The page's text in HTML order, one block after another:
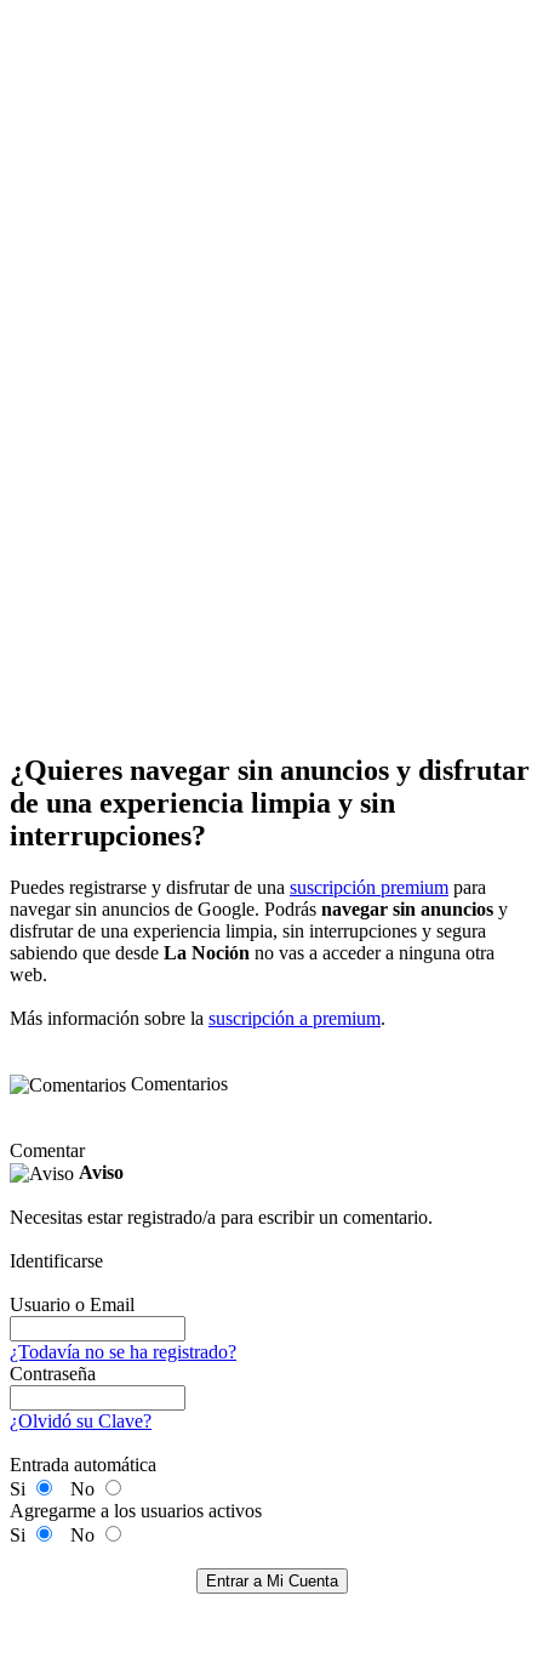
¿Quieres navegar sin anuncios y disfrutar
de una experiencia limpia y sin
interrupciones?
Puedes registrarse y disfrutar de una suscripción premium para
navegar sin anuncios de Google. Podrás navegar sin anuncios y
disfrutar de una experiencia limpia, sin interrupciones y segura
sabiendo que desde La Noción no vas a acceder a ninguna otra
web.
Más información sobre la suscripción a premium.
Comentarios
Comentar
Aviso
Necesitas estar registrado/a para escribir un comentario.
Identificarse
Usuario o Email
¿Todavía no se ha registrado?
Contraseña
¿Olvidó su Clave?
Entrada automática
Si
No
Agregarme a los usuarios activos
Si
No
Entrar a Mi Cuenta